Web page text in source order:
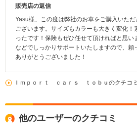
販売店の返信
Yasu様、この度は弊社のお車をご購入いた
ございます。サイズもカラーも大きく変化！
ったです！保険もぜひ任せて頂ければと思い
などでしっかりサポートいたしますので、頼
ありがとうございました！
Ｉｍｐｏｒｔ ｃａｒｓ ｔｏｂｕのクチコ
他のユーザーのクチコミ